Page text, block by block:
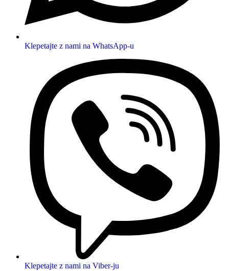
Klepetajte z nami na WhatsApp-u
Klepetajte z nami na Viber-ju